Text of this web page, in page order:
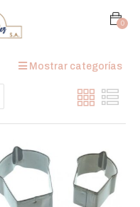
0
Mostrar categorías